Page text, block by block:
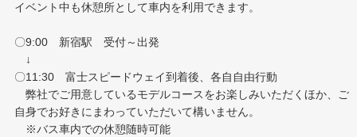
イベント中も休憩所として車内を利用できます。
〇9:00 新宿駅 受付～出発
↓
〇11:30 富士スピードウェイ到着後、各自自由行動
弊社でご用意しているモデルコースをお楽しみいただくほか、ご
自身でお好きにまわっていただいて構いません。
※バス車内での休憩随時可能